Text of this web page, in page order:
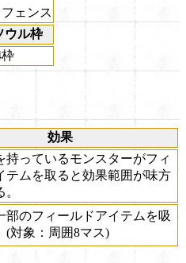
ェンス
ウル枠
効果
持っているモンスターがフィ
テムを取ると効果範囲が味方
部のフィールドアイテムを吸
(対象：周囲8マス)